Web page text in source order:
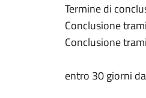
Termine di
Conclusione
Conclusione
entro 30 giorni